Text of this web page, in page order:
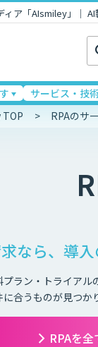
ィア「AIsmiley」｜
検
サービス・技
RPAのサ
なら、導
ラン・トライア
合うものが見つか
RPAを